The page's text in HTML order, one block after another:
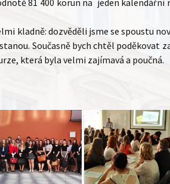
81 400 korun na jeden
kladně: dozvěděli jsme se spoustu
Současně bych chtěl poděkovat
která byla velmi zajímavá a poučná.